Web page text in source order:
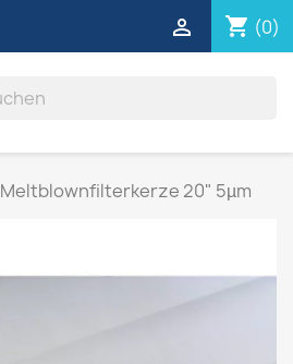
shopping_cart (0)

Meltblownfilterkerze 20" 5µm